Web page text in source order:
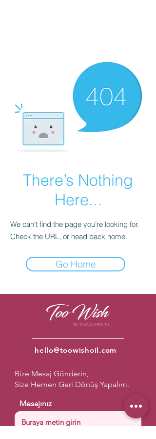
There’s Nothing
Here...
We can’t find the page you’re looking for.
Check the URL, or head back home.
Go Home
hello@toowishoil.com
Bize Mesaj Gönderin,
Size Hemen Geri Dönüş Yapalım.
Mesajınız